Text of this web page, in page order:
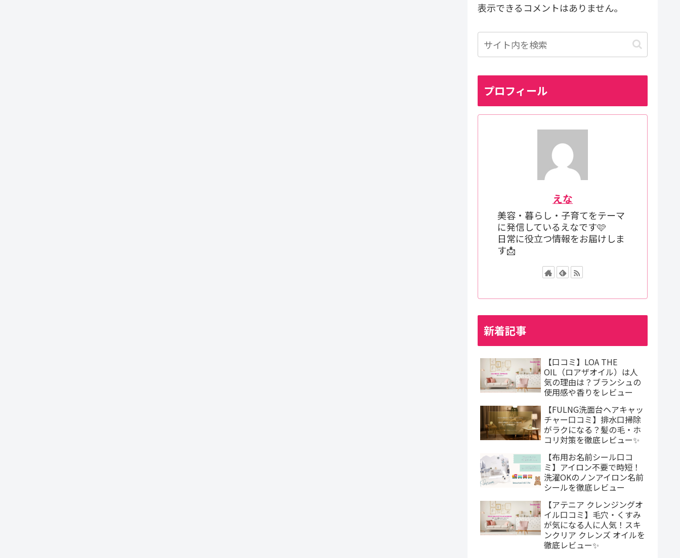
表示できるコメントはありません。
プロフィール
えな
美容・暮らし・子育てをテーマ
に発信しているえなです🩷
日常に役立つ情報をお届けしま
す📩
新着記事
【口コミ】LOA THE
OIL（ロアザオイル）は人
気の理由は？ブランシュの
使用感や香りをレビュー
【FULNG洗面台ヘアキャッ
チャー口コミ】排水口掃除
がラクになる？髪の毛・ホ
コリ対策を徹底レビュー✨
【布用お名前シール口コ
ミ】アイロン不要で時短！
洗濯OKのノンアイロン名前
シールを徹底レビュー
【アテニア クレンジングオ
イル口コミ】毛穴・くすみ
が気になる人に人気！スキ
ンクリア クレンズ オイルを
徹底レビュー✨